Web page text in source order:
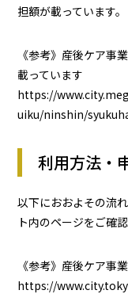
担額が載っています。
《参考》産後ケア事
載っています
https://
uiku/ninshin/
利用方法・
以下におおよその流
ト内のページをご確認
《参考》産後ケア事
https://